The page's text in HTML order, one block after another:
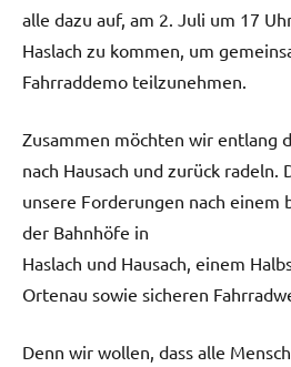
alle dazu auf, am 2. Juli um 17
Haslach zu kommen, um
Fahrraddemo teilzunehmen.
Zusammen möchten wir entlang
nach Hausach und zurück radeln.
unsere Forderungen nach einem
der Bahnhöfe in
Haslach und Hausach, einem
Ortenau sowie sicheren
Denn wir wollen, dass alle